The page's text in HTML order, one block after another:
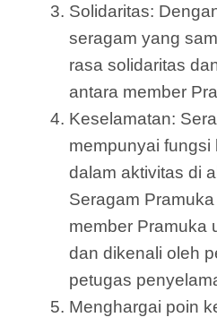
Solidaritas:
seragam yang
rasa solidaritas
antara member
Keselamatan:
mempunyai fungsi
dalam aktivitas di
Seragam
member Pramuka
dan dikenali oleh
petugas
Menghargai poin